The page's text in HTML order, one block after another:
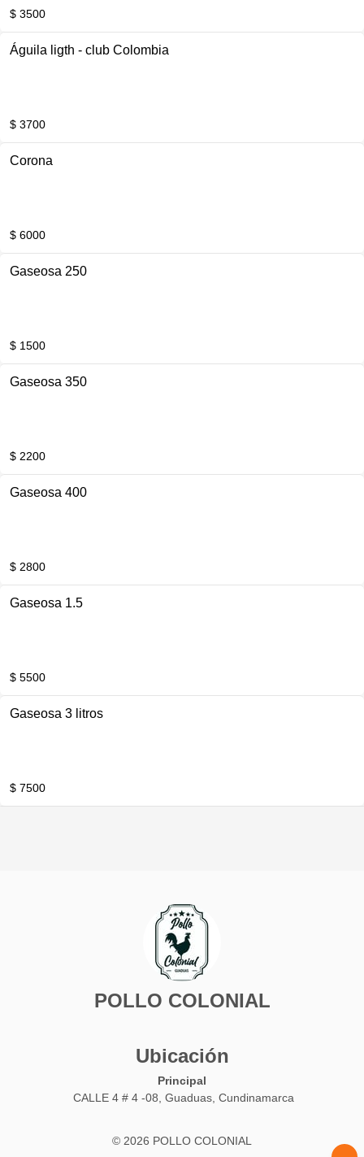
$ 3500
Águila ligth - club Colombia
$ 3700
Corona
$ 6000
Gaseosa 250
$ 1500
Gaseosa 350
$ 2200
Gaseosa 400
$ 2800
Gaseosa 1.5
$ 5500
Gaseosa 3 litros
$ 7500
POLLO COLONIAL
Ubicación
Principal
CALLE 4 # 4 -08, Guaduas, Cundinamarca
© 2026 POLLO COLONIAL